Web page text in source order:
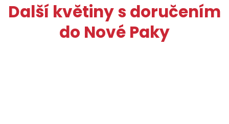
Další květiny s doručením
do Nové Paky